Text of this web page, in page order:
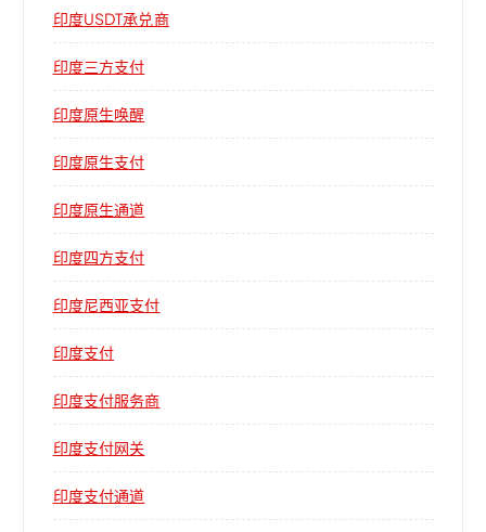
印度USDT承兑商
印度三方支付
印度原生唤醒
印度原生支付
印度原生通道
印度四方支付
印度尼西亚支付
印度支付
印度支付服务商
印度支付网关
印度支付通道